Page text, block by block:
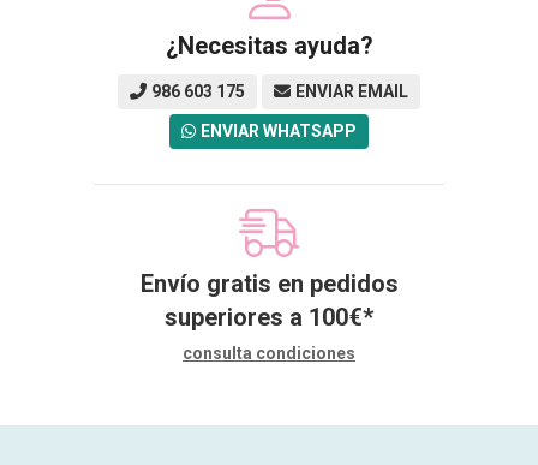
¿Necesitas ayuda?
986 603 175 ENVIAR EMAIL
ENVIAR WHATSAPP
Envío gratis en pedidos
superiores a 100€*
consulta condiciones